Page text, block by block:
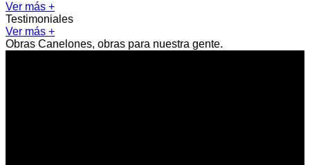
Ver más +
Testimoniales
Ver más +
Obras Canelones, obras para nuestra gente.